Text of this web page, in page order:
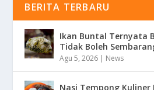
BERITA TERBARU
Ikan Buntal Ternyata
Tidak Boleh
Agu 5, 2026 | News
Nasi Tempong Kuliner